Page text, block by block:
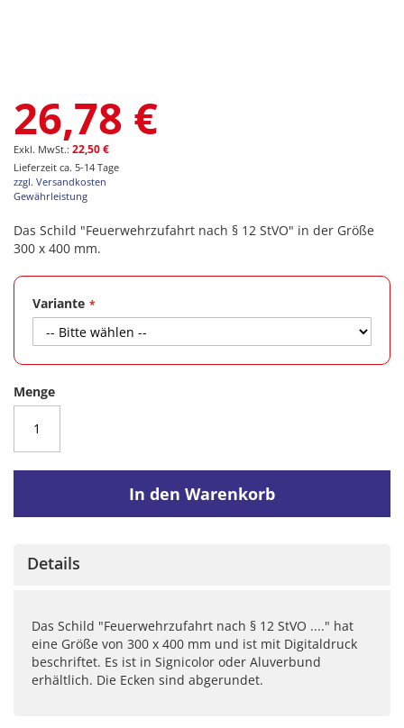
Anfang
der
Bildgalerie
springen
26,78 €
22,50 €
Lieferzeit ca. 5-14 Tage
zzgl. Versandkosten
Gewährleistung
Das Schild "Feuerwehrzufahrt nach § 12 StVO" in der Größe
300 x 400 mm.
Variante
Menge
In den Warenkorb
Details
Das Schild "Feuerwehrzufahrt nach § 12 StVO ...." hat
eine Größe von 300 x 400 mm und ist mit Digitaldruck
beschriftet. Es ist in Signicolor oder Aluverbund
erhältlich. Die Ecken sind abgerundet.